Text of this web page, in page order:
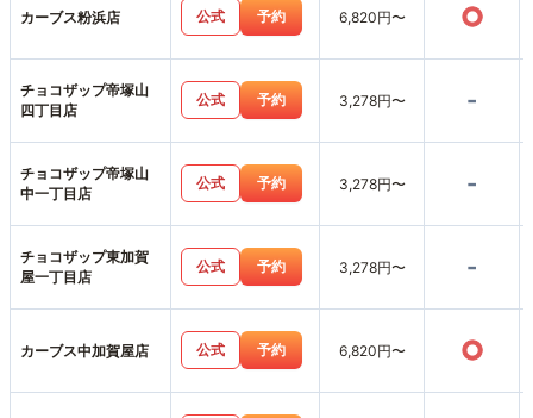
カーブス粉浜店 公式 予約 6,820円〜 ○
チョコザップ帝塚山
四丁目店
公式 予約 3,278円〜 -
チョコザップ帝塚山
中一丁目店
公式 予約 3,278円〜 -
チョコザップ東加賀
屋一丁目店
公式 予約 3,278円〜 -
カーブス中加賀屋店 公式 予約 6,820円〜 ○